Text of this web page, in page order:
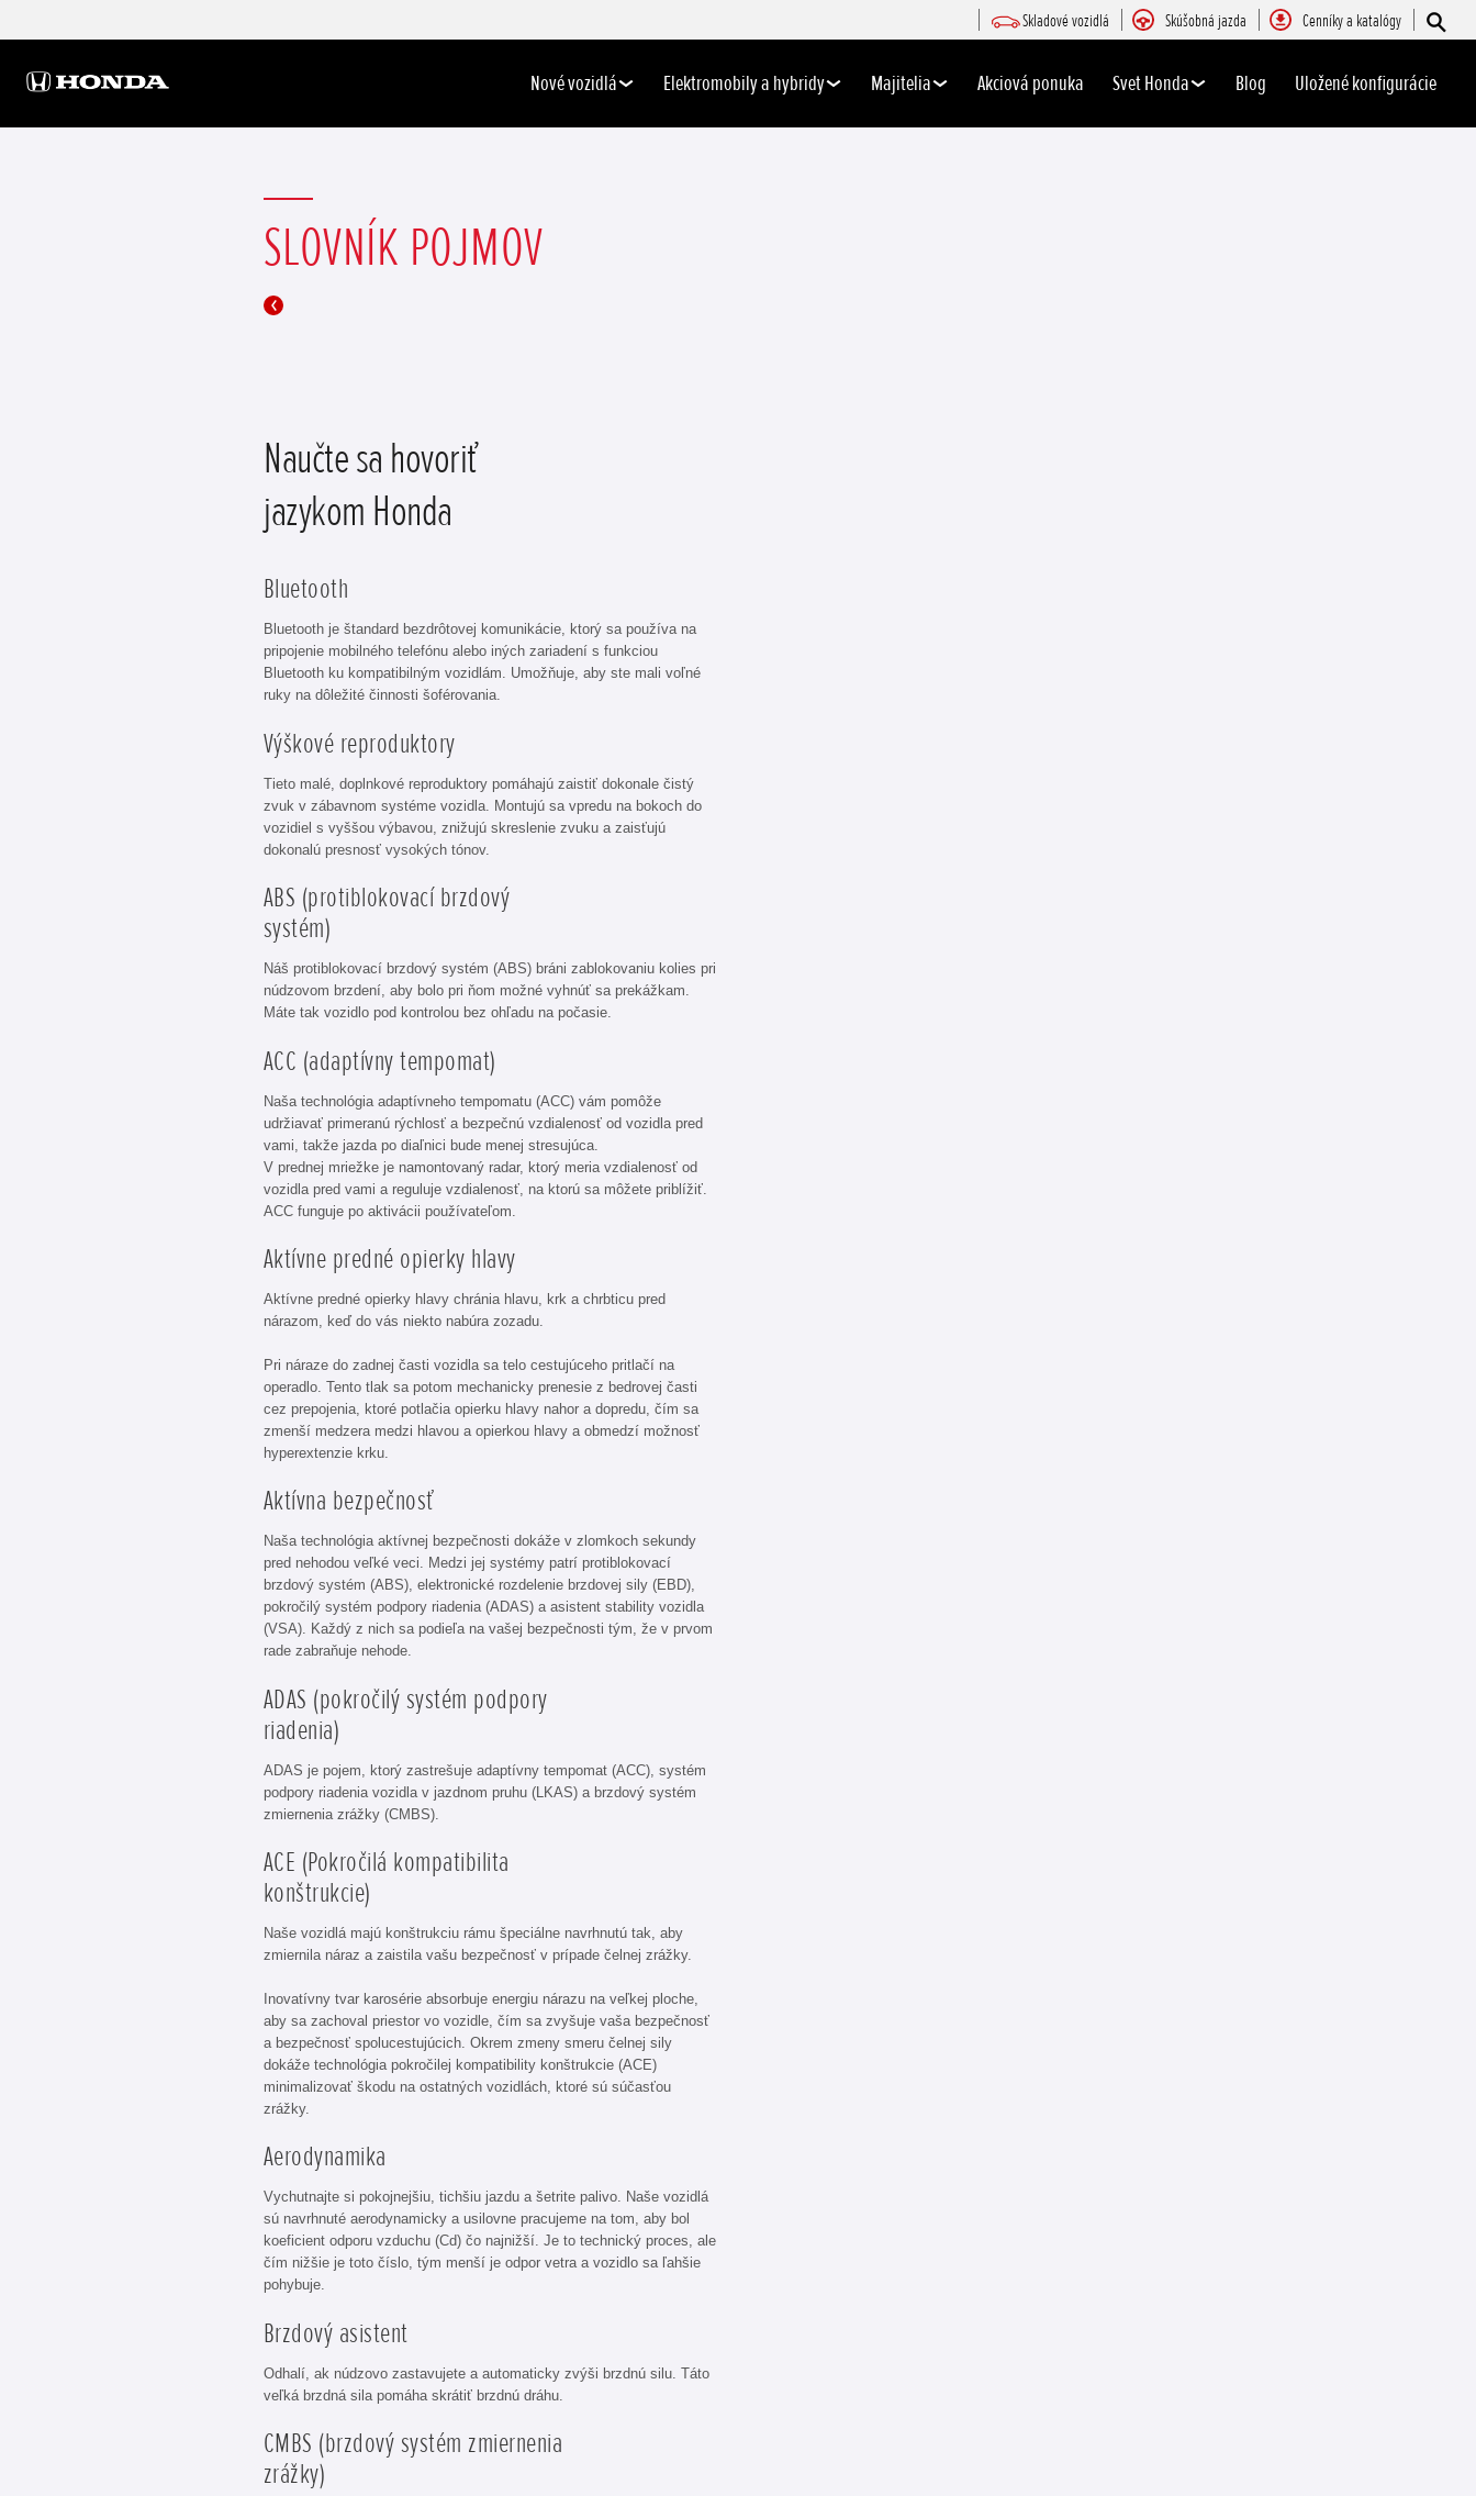
Skladové vozidlá Skúšobná jazda Cenníky a katalógy
Nové vozidlá Elektromobily a hybridy Majitelia Akciová ponuka Svet Honda Blog Uložené konfigurácie
SLOVNÍK POJMOV
Naučte sa hovoriť
jazykom Honda
Bluetooth
Bluetooth je štandard bezdrôtovej komunikácie, ktorý sa používa na
pripojenie mobilného telefónu alebo iných zariadení s funkciou
Bluetooth ku kompatibilným vozidlám. Umožňuje, aby ste mali voľné
ruky na dôležité činnosti šoférovania.
Výškové reproduktory
Tieto malé, doplnkové reproduktory pomáhajú zaistiť dokonale čistý
zvuk v zábavnom systéme vozidla. Montujú sa vpredu na bokoch do
vozidiel s vyššou výbavou, znižujú skreslenie zvuku a zaisťujú
dokonalú presnosť vysokých tónov.
ABS (protiblokovací brzdový
systém)
Náš protiblokovací brzdový systém (ABS) bráni zablokovaniu kolies pri
núdzovom brzdení, aby bolo pri ňom možné vyhnúť sa prekážkam.
Máte tak vozidlo pod kontrolou bez ohľadu na počasie.
ACC (adaptívny tempomat)
Naša technológia adaptívneho tempomatu (ACC) vám pomôže
udržiavať primeranú rýchlosť a bezpečnú vzdialenosť od vozidla pred
vami, takže jazda po diaľnici bude menej stresujúca.
V prednej mriežke je namontovaný radar, ktorý meria vzdialenosť od
vozidla pred vami a reguluje vzdialenosť, na ktorú sa môžete priblížiť.
ACC funguje po aktivácii používateľom.
Aktívne predné opierky hlavy
Aktívne predné opierky hlavy chránia hlavu, krk a chrbticu pred
nárazom, keď do vás niekto nabúra zozadu.
Pri náraze do zadnej časti vozidla sa telo cestujúceho pritlačí na
operadlo. Tento tlak sa potom mechanicky prenesie z bedrovej časti
cez prepojenia, ktoré potlačia opierku hlavy nahor a dopredu, čím sa
zmenší medzera medzi hlavou a opierkou hlavy a obmedzí možnosť
hyperextenzie krku.
Aktívna bezpečnosť
Naša technológia aktívnej bezpečnosti dokáže v zlomkoch sekundy
pred nehodou veľké veci. Medzi jej systémy patrí protiblokovací
brzdový systém (ABS), elektronické rozdelenie brzdovej sily (EBD),
pokročilý systém podpory riadenia (ADAS) a asistent stability vozidla
(VSA). Každý z nich sa podieľa na vašej bezpečnosti tým, že v prvom
rade zabraňuje nehode.
ADAS (pokročilý systém podpory
riadenia)
ADAS je pojem, ktorý zastrešuje adaptívny tempomat (ACC), systém
podpory riadenia vozidla v jazdnom pruhu (LKAS) a brzdový systém
zmiernenia zrážky (CMBS).
ACE (Pokročilá kompatibilita
konštrukcie)
Naše vozidlá majú konštrukciu rámu špeciálne navrhnutú tak, aby
zmiernila náraz a zaistila vašu bezpečnosť v prípade čelnej zrážky.
Inovatívny tvar karosérie absorbuje energiu nárazu na veľkej ploche,
aby sa zachoval priestor vo vozidle, čím sa zvyšuje vaša bezpečnosť
a bezpečnosť spolucestujúcich. Okrem zmeny smeru čelnej sily
dokáže technológia pokročilej kompatibility konštrukcie (ACE)
minimalizovať škodu na ostatných vozidlách, ktoré sú súčasťou
zrážky.
Aerodynamika
Vychutnajte si pokojnejšiu, tichšiu jazdu a šetrite palivo. Naše vozidlá
sú navrhnuté aerodynamicky a usilovne pracujeme na tom, aby bol
koeficient odporu vzduchu (Cd) čo najnižší. Je to technický proces, ale
čím nižšie je toto číslo, tým menší je odpor vetra a vozidlo sa ľahšie
pohybuje.
Brzdový asistent
Odhalí, ak núdzovo zastavujete a automaticky zvýši brzdnú silu. Táto
veľká brzdná sila pomáha skrátiť brzdnú dráhu.
CMBS (brzdový systém zmiernenia
zrážky)